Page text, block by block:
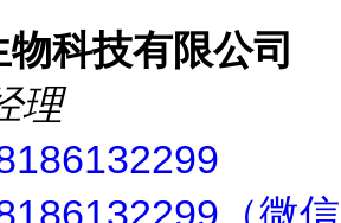
科技有限公司
理
（微信